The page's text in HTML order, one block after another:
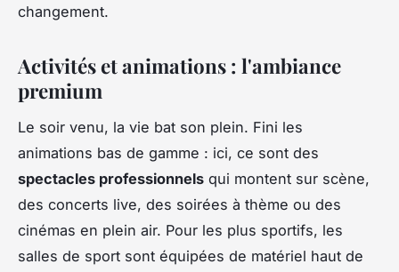
changement.
Activités et animations : l'ambiance
premium
Le soir venu, la vie bat son plein. Fini les
animations bas de gamme : ici, ce sont des
spectacles professionnels qui montent sur scène,
des concerts live, des soirées à thème ou des
cinémas en plein air. Pour les plus sportifs, les
salles de sport sont équipées de matériel haut de